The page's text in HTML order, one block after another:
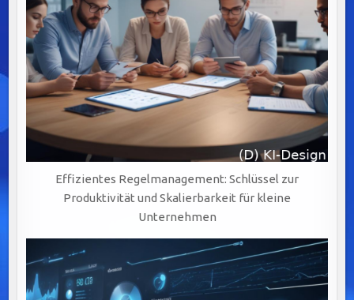
Effizientes Regelmanagement: Schlüssel zur
Produktivität und Skalierbarkeit für kleine
Unternehmen